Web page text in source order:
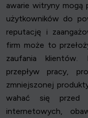
awarie witryny mogą
użytkowników do
reputację i
firm może to
zaufania klientów.
przepływ pracy,
zmniejszonej
wahać się przed
internetowych,